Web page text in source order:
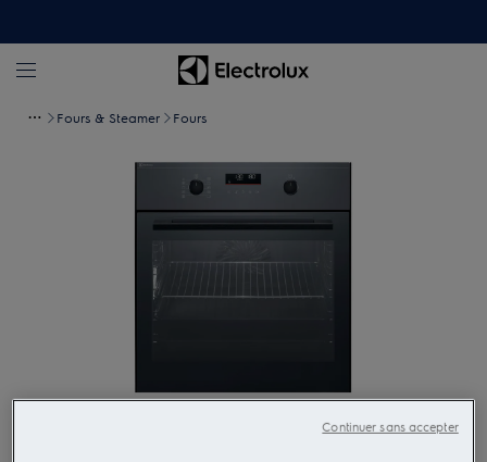
Fours & Steamer Fours
Continuer sans accepter